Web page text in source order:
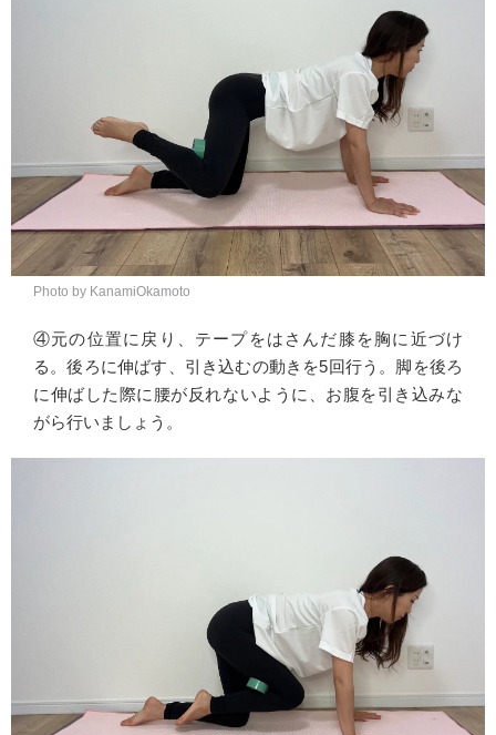
Photo by KanamiOkamoto
④元の位置に戻り、テープをはさんだ膝を胸に近づけ
る。後ろに伸ばす、引き込むの動きを5回行う。脚を後ろ
に伸ばした際に腰が反れないように、お腹を引き込みな
がら行いましょう。